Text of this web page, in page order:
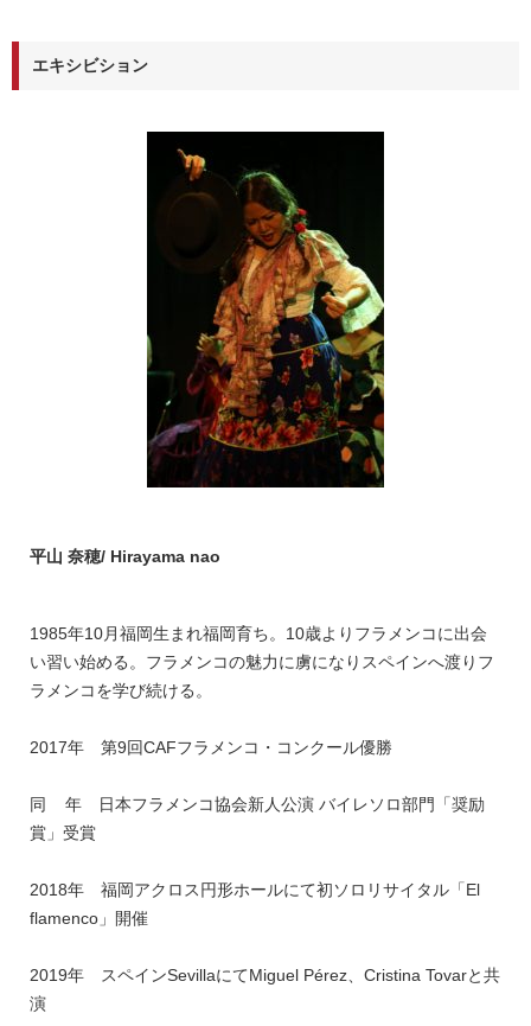
エキシビション
平山 奈穂/ Hirayama nao
1985年10月福岡生まれ福岡育ち。10歳よりフラメンコに出会
い習い始める。フラメンコの魅力に虜になりスペインへ渡りフ
ラメンコを学び続ける。
2017年 第9回CAFフラメンコ・コンクール優勝
同 年 日本フラメンコ協会新人公演 バイレソロ部門「奨励
賞」受賞
2018年 福岡アクロス円形ホールにて初ソロリサイタル「El
flamenco」開催
2019年 スペインSevillaにてMiguel Pérez、Cristina Tovarと共
演